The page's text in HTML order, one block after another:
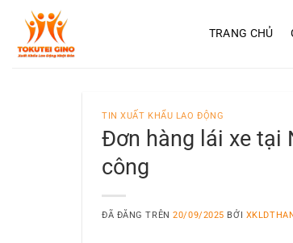
Chuyển
TRANG CHỦ
TIN XUẤT KHẨU LAO ĐỘNG
Đơn hàng lái xe tại
công
ĐÃ ĐĂNG TRÊN20/09/2025 BỞI